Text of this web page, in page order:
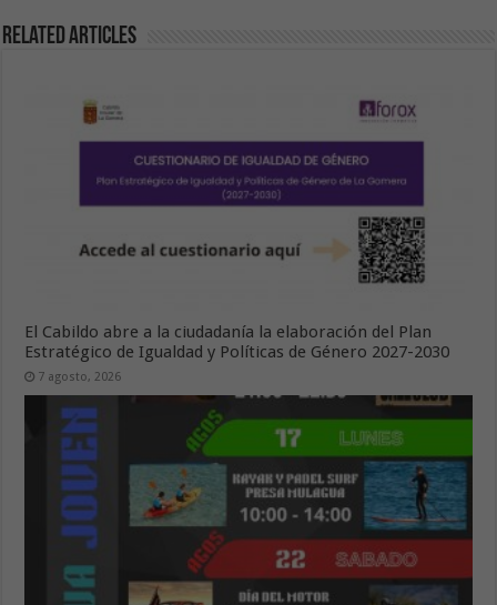
Related Articles
El Cabildo abre a la ciudadanía la elaboración del Plan
Estratégico de Igualdad y Políticas de Género 2027-2030
7 agosto, 2026